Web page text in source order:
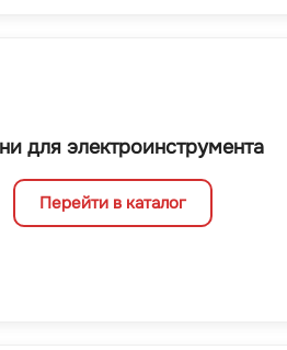
для электроинструмента
Перейти в каталог